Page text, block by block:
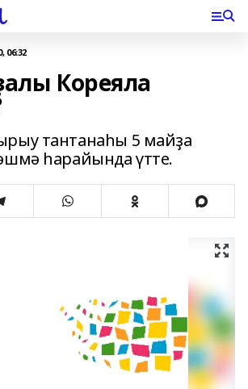
06:32
Кореяла
тантанаһы 5 майҙа
һарайында үтте.